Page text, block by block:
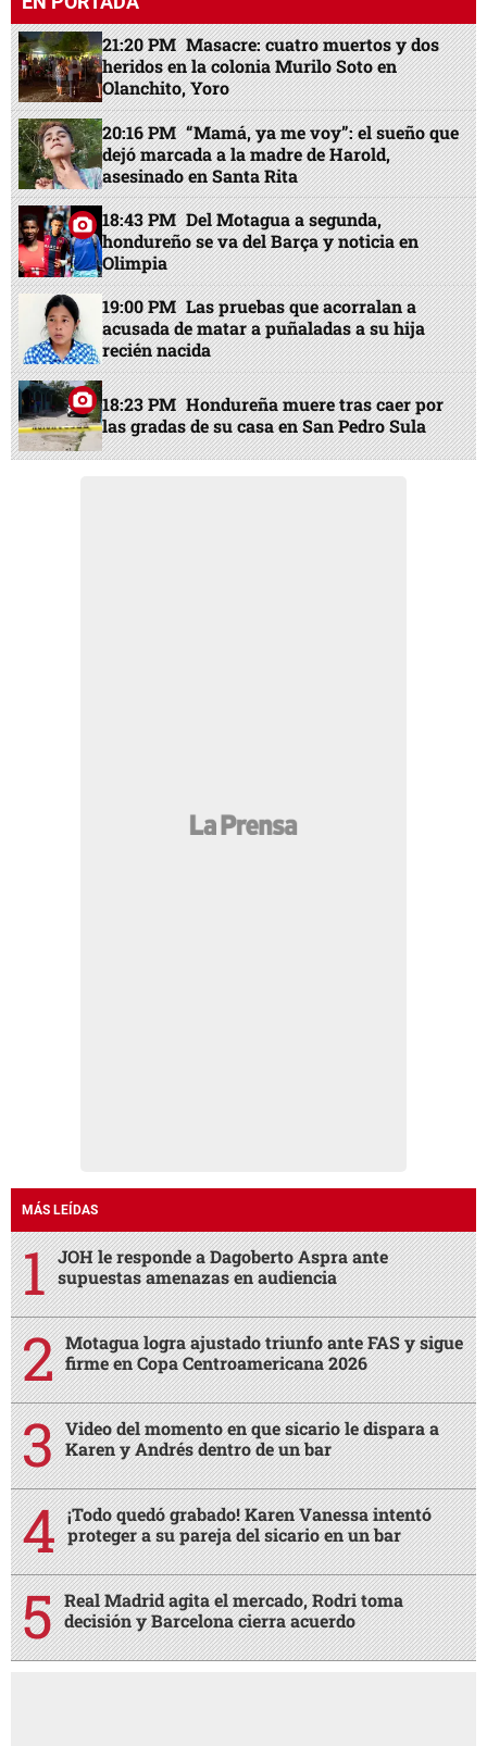
21:20 PM Masacre: cuatro muertos y dos
heridos en la colonia Murilo Soto en
Olanchito, Yoro
20:16 PM “Mamá, ya me voy”: el sueño que
dejó marcada a la madre de Harold,
asesinado en Santa Rita
18:43 PM Del Motagua a segunda,
hondureño se va del Barça y noticia en
Olimpia
19:00 PM Las pruebas que acorralan a
acusada de matar a puñaladas a su hija
recién nacida
18:23 PM Hondureña muere tras caer por
las gradas de su casa en San Pedro Sula
MÁS LEÍDAS
JOH le responde a Dagoberto Aspra ante
supuestas amenazas en audiencia
Motagua logra ajustado triunfo ante FAS y sigue
firme en Copa Centroamericana 2026
Video del momento en que sicario le dispara a
Karen y Andrés dentro de un bar
¡Todo quedó grabado! Karen Vanessa intentó
proteger a su pareja del sicario en un bar
Real Madrid agita el mercado, Rodri toma
decisión y Barcelona cierra acuerdo